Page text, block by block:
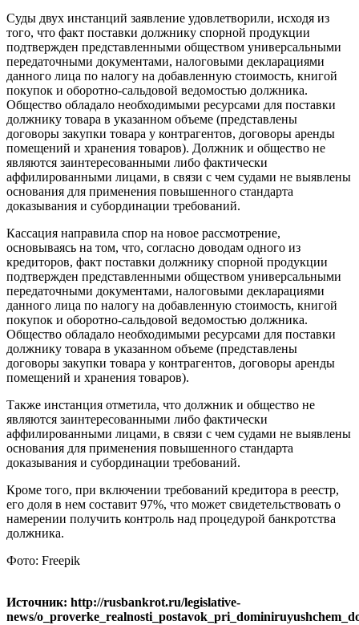
Суды двух инстанций заявление удовлетворили, исходя из
того, что факт поставки должнику спорной продукции
подтвержден представленными обществом универсальными
передаточными документами, налоговыми декларациями
данного лица по налогу на добавленную стоимость, книгой
покупок и оборотно-сальдовой ведомостью должника.
Общество обладало необходимыми ресурсами для поставки
должнику товара в указанном объеме (представлены
договоры закупки товара у контрагентов, договоры аренды
помещений и хранения товаров). Должник и общество не
являются заинтересованными либо фактически
аффилированными лицами, в связи с чем судами не выявлены
основания для применения повышенного стандарта
доказывания и субординации требований.
Кассация направила спор на новое рассмотрение,
основываясь на том, что, согласно доводам одного из
кредиторов, факт поставки должнику спорной продукции
подтвержден представленными обществом универсальными
передаточными документами, налоговыми декларациями
данного лица по налогу на добавленную стоимость, книгой
покупок и оборотно-сальдовой ведомостью должника.
Общество обладало необходимыми ресурсами для поставки
должнику товара в указанном объеме (представлены
договоры закупки товара у контрагентов, договоры аренды
помещений и хранения товаров).
Также инстанция отметила, что должник и общество не
являются заинтересованными либо фактически
аффилированными лицами, в связи с чем судами не выявлены
основания для применения повышенного стандарта
доказывания и субординации требований.
Кроме того, при включении требований кредитора в реестр,
его доля в нем составит 97%, что может свидетельствовать о
намерении получить контроль над процедурой банкротства
должника.
Фото: Freepik
Источник: http://rusbankrot.ru/legislative-
news/